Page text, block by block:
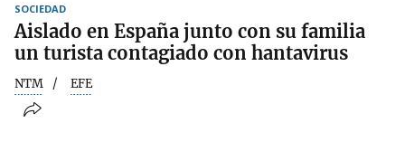
SOCIEDAD
Aislado en España junto con su familia
un turista contagiado con hantavirus
NTM EFE